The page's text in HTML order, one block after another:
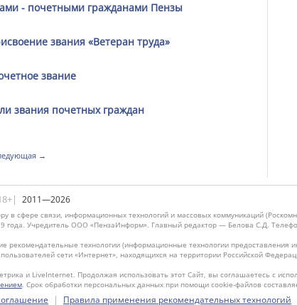
- почетными гражданами Пензы
звания «Ветеран труда»
звание
звания почетных граждан
→
2011—2026
в сфере связи, информационных технологий и массовых коммуникаций
года. Учредитель ООО «ПензаИнформ». Главный редактор — Белова С.Д.
технологии (информационные технологии предоставления
сети «Интернет», находящихся на территории Российской
и LiveInternet. Продолжая использовать этот Сайт, вы соглашаетесь с
. Срок обработки персональных данных при помощи cookie-файлов
| Правила применения рекомендательных технологий